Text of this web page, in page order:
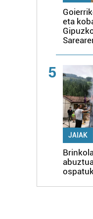
eta
5
JAIAK